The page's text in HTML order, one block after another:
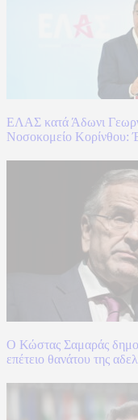
ΕΛΑΣ κατά Άδωνι
Νοσοκομείο Κορίνθου:
Ο Κώστας Σαμαράς
επέτειο θανάτου της